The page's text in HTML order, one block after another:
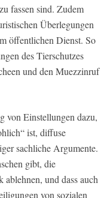
fassen sind. Zudem
Überlegungen
öffentlichen Dienst. So
des Tierschutzes
und den Muezzinruf
von Einstellungen dazu,
ist, diffuse
sachliche Argumente.
gibt, die
und dass auch
von sozialen